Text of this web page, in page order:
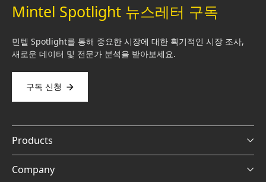
Mintel Spotlight 뉴스레터 구독
민텔 Spotlight를 통해 중요한 시장에 대한 획기적인 시장 조사,
새로운 데이터 및 전문가 분석을 받아보세요.
구독 신청
Products
Company